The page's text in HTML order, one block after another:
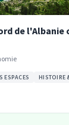
de l'Albanie
ESPACES HISTOIRE